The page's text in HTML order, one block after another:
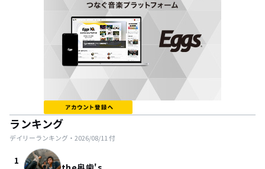
ランキング
デイリーランキング・ 2026/08/11 付
1